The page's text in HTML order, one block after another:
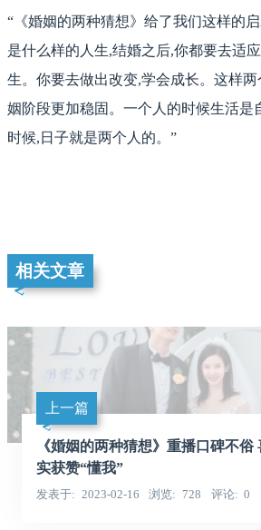
“《婚姻的两种猜想》给了我们这样的
是什么样的人生,结婚之后,你都要去适
生。你要去做出改变,学会成长。这样
姻阶段更加稳固。一个人的时候生活是
时候,日子就是两个人的。”
相关文章
上一篇
《婚姻的两种猜想》重播口碑不俗
实获赞“懂我”
发表于 2023-02-16 浏览 728 评论 0